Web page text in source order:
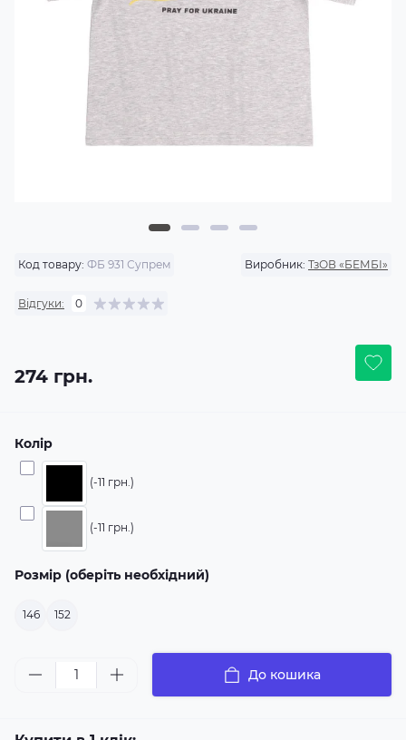
Код товару: ФБ 931 Супрем Виробник: ТзОВ «БЕМБІ»
Відгуки: 0
274 грн.
Колір
(-11 грн.)
(-11 грн.)
Розмір (оберіть необхідний)
146 152
До кошика